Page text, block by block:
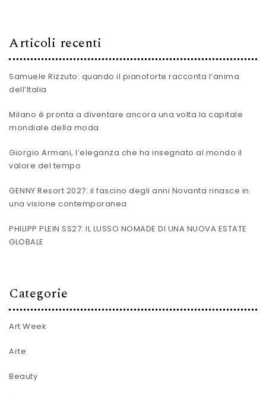
Articoli recenti
Samuele Rizzuto: quando il pianoforte racconta l’anima
dell’Italia
Milano è pronta a diventare ancora una volta la capitale
mondiale della moda
Giorgio Armani, l’eleganza che ha insegnato al mondo il
valore del tempo
GENNY Resort 2027: il fascino degli anni Novanta rinasce in
una visione contemporanea
PHILIPP PLEIN SS27: IL LUSSO NOMADE DI UNA NUOVA ESTATE
GLOBALE
Categorie
Art Week
Arte
Beauty